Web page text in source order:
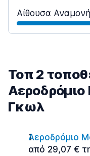
Αίθουσα
Τοπ 2
Αεροδρόμιο
Γκωλ
Αεροδρόμιο
από 29,07 €